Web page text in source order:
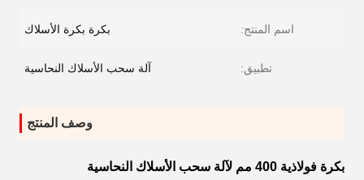
اسم المنتج: بكرة بكرة الأسلاك
تطبيق: آلة سحب الأسلاك النحاسية
وصف المنتج
بكرة فولاذية 400 مم لآلة سحب الأسلاك النحاسية